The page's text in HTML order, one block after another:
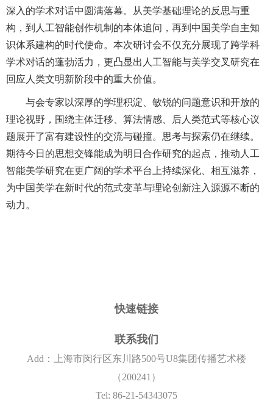
深入的学术对话中圆满落幕。从美学基础理论的反思与重
构，到人工智能创作机制的本体追问，再到中国美学自主知
识体系建构的时代使命。本次研讨会不仅充分展现了跨学科
学术对话的蓬勃活力，更凸显出人工智能与美学交叉研究在
回应人类文明新阶段中的重大价值。
与会专家以深厚的学理积淀、敏锐的问题意识和开放的
理论视野，围绕主体迁移、算法情感、后人类范式等核心议
题展开了富有建设性的交流与碰撞。思考与探索仍在继续。
期待今日的思想交锋能成为明日合作研究的起点，推动人工
智能美学研究在更广阔的学术平台上持续深化、相互滋养，
为中国美学在新时代的范式变革与理论创新注入源源不断的
动力。
快速链接
联系我们
Add：上海市闵行区东川路500号U8集团传播艺术楼
（200241）
Tel: 86-21-54343075